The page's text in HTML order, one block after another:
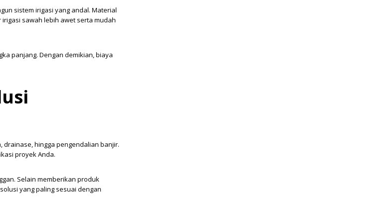
sistem irigasi yang andal. Material
sawah lebih awet serta mudah
panjang. Dengan demikian, biaya
hingga pengendalian banjir.
proyek Anda.
Selain memberikan produk
yang paling sesuai dengan